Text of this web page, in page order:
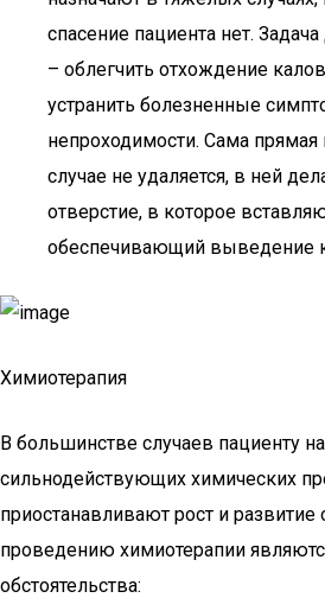
спасение пациента нет.
– облегчить отхождение
устранить болезненные
непроходимости. Сама
случае не удаляется, в ней
отверстие, в которое
обеспечивающий выведение
Химиотерапия
В большинстве случаев пациенту
сильнодействующих химических
приостанавливают рост и
проведению химиотерапии
обстоятельства: